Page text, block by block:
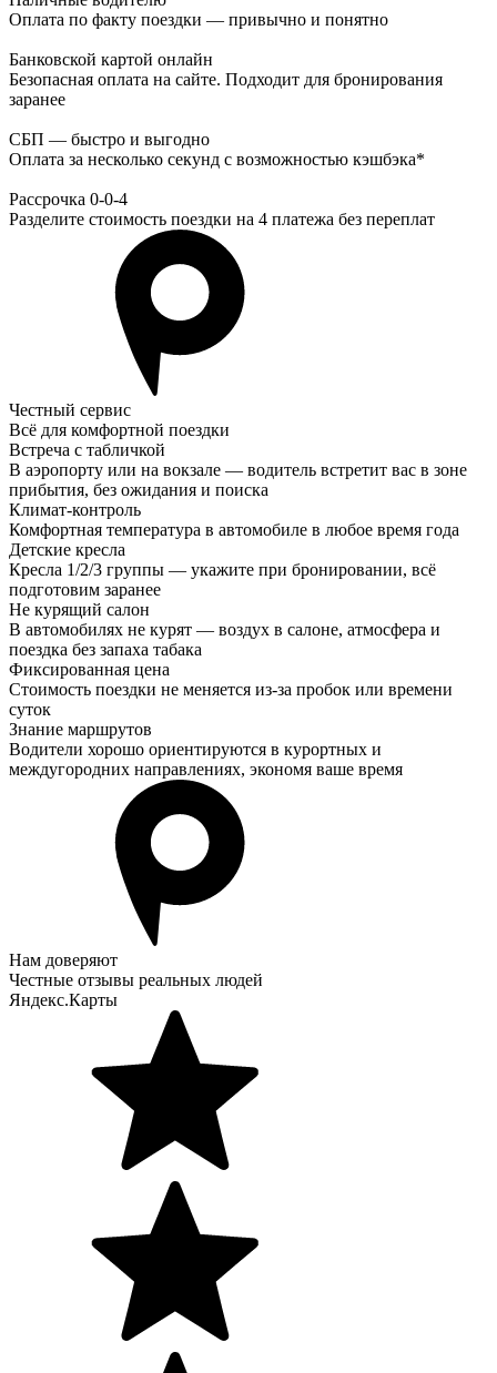
Оплата по факту поездки — привычно и понятно
Банковской картой онлайн
Безопасная оплата на сайте. Подходит для бронирования
заранее
СБП — быстро и выгодно
Оплата за несколько секунд с возможностью кэшбэка*
Рассрочка 0-0-4
Разделите стоимость поездки на 4 платежа без переплат
Честный сервис
Всё для комфортной поездки
Встреча с табличкой
В аэропорту или на вокзале — водитель встретит вас в зоне
прибытия, без ожидания и поиска
Климат-контроль
Комфортная температура в автомобиле в любое время года
Детские кресла
Кресла 1/2/3 группы — укажите при бронировании, всё
подготовим заранее
Не курящий салон
В автомобилях не курят — воздух в салоне, атмосфера и
поездка без запаха табака
Фиксированная цена
Стоимость поездки не меняется из-за пробок или времени
суток
Знание маршрутов
Водители хорошо ориентируются в курортных и
междугородних направлениях, экономя ваше время
Нам доверяют
Честные отзывы реальных людей
Яндекс.Карты